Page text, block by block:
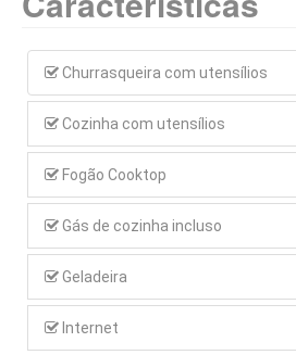
Churrasqueira com utensílios
Cozinha com utensílios
Fogão Cooktop
Gás de cozinha incluso
Geladeira
Internet